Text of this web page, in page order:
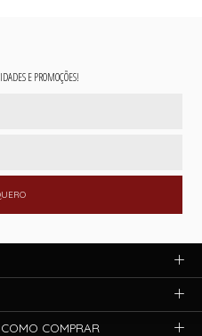
E PROMOÇÕES!
COMPRAR